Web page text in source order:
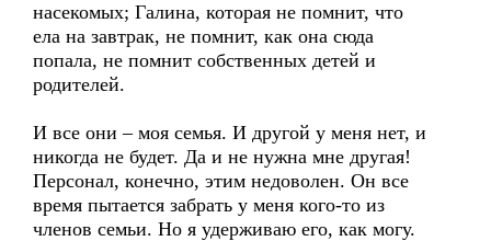
насекомых; Галина, которая не помнит, что
ела на завтрак, не помнит, как она сюда
попала, не помнит собственных детей и
родителей.
И все они – моя семья. И другой у меня нет, и
никогда не будет. Да и не нужна мне другая!
Персонал, конечно, этим недоволен. Он все
время пытается забрать у меня кого-то из
членов семьи. Но я удерживаю его, как могу.